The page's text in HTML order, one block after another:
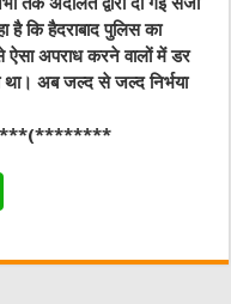
है कि हैदराबाद पुलिस का
अपराध करने वालों में डर
अब जल्द से जल्द निर्भया
at